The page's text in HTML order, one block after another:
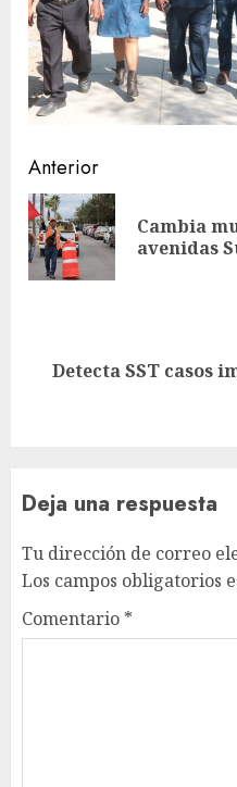
Sigue
leyendo
Anterior
Cambia
avenidas
Siguiente
Detecta SST casos
Deja una respuesta
Tu dirección de correo
Los campos obligatorios
Comentario *